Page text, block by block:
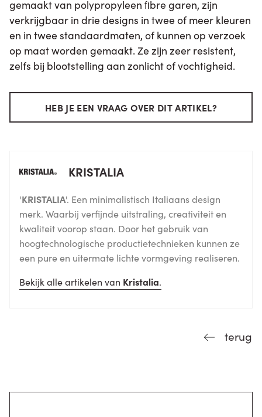
gemaakt van polypropyleen ﬁbre garen, zijn
verkrijgbaar in drie designs in twee of meer kleuren
en in twee standaardmaten, of kunnen op verzoek
op maat worden gemaakt. Ze zijn zeer resistent,
zelfs bij blootstelling aan zonlicht of vochtigheid.
HEB JE EEN VRAAG OVER DIT ARTIKEL?
KRISTALIA
'KRISTALIA'. Een minimalistisch Italiaans design
merk. Waarbij verfijnde uitstraling, creativiteit en
kwaliteit voorop staan. Door het gebruik van
hoogtechnologische productietechnieken kunnen ze
een pure en uitermate lichte vormgeving realiseren.
Bekijk alle artikelen van Kristalia.
terug